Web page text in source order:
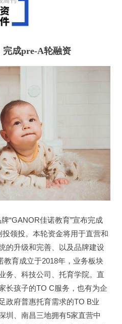
完成pre-A轮融资
“GANOR佳诺教育”宣布完成
领投。本轮资金将用于直营和
的升级和完善、以及品牌建设
育成立于2018年，业务板块
务、科技公司、托育学院。直
长孩子的TO C服务，也有为企
政府普惠托育需求的TO B业
圳、南昌三地拥有5家直营中